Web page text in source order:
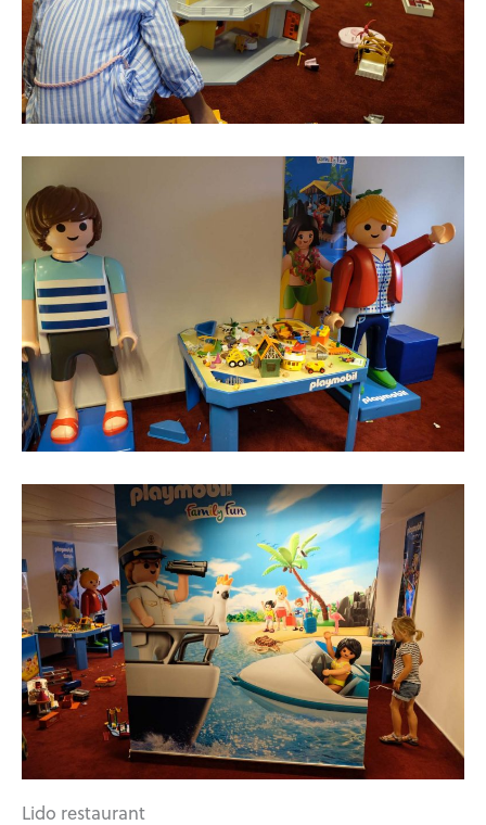
Lido restaurant